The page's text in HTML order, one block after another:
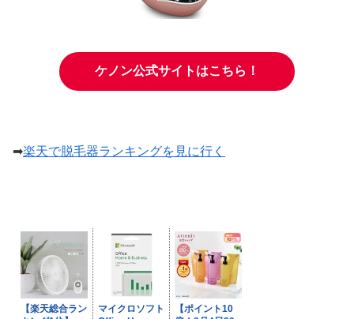
ケノン公式サイトはこちら！
➡楽天で脱毛器ランキングを見に行く